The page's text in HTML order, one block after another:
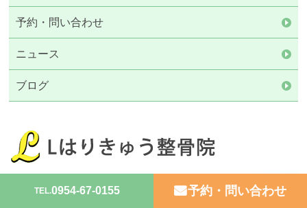
TEL.0954-67-0155 予約・問い合わせ
予約・問い合わせ
ニュース
ブログ